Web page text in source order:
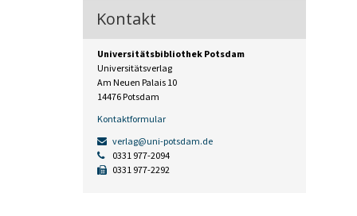
Kontakt
Universitätsbibliothek Potsdam
Universitätsverlag
Am Neuen Palais 10
14476 Potsdam
Kontaktformular
verlag@uni-potsdam.de
0331 977-2094
0331 977-2292